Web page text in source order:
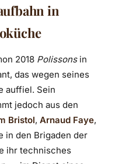
in
2018 Polissonsin
das wegen seines
auffiel. Sein
jedoch aus den
Bristol, Arnaud Faye,
in den Brigaden der
ihr technisches